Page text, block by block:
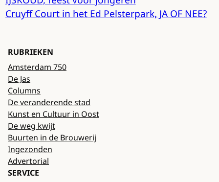
Cruyff Court in het Ed Pelsterpark, JA OF NEE?
RUBRIEKEN
Amsterdam 750
De Jas
Columns
De veranderende stad
Kunst en Cultuur in Oost
De weg kwijt
Buurten in de Brouwerij
Ingezonden
Advertorial
SERVICE